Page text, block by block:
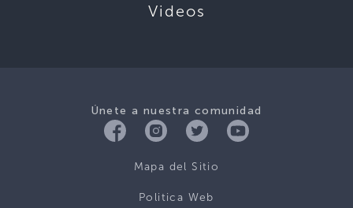
Videos
Únete a nuestra comunidad
Mapa del Sitio
Politica Web